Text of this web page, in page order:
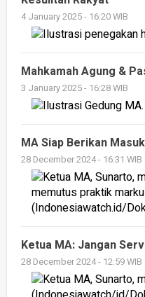
4 January 2025 - 16:20 WIB
Mahkamah Agung &
3 January 2025 - 16:28 WIB
MA Siap Berikan
28 December 2024 - 16:31 WIB
Ketua MA: Jangan
28 December 2024 - 12:59 WIB